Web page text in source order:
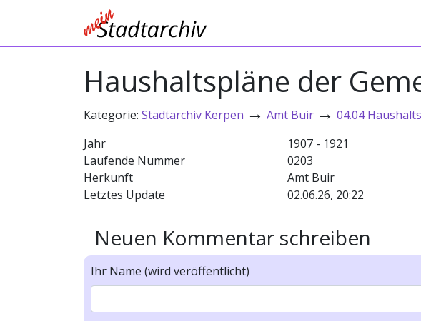
Haushaltspläne der
Kategorie: Stadtarchiv Kerpen → Amt Buir → 04.04
Jahr
1907 - 1921
Laufende Nummer
0203
Herkunft
Amt Buir
Letztes Update
02.06.26, 20:22
Neuen Kommentar schreiben
Ihr Name (wird veröffentlicht)